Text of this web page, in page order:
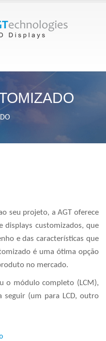
seu projeto, a AGT oferece
displays customizados, que
e das características que
é uma ótima opção
no mercado.
o módulo completo (LCM),
(um para LCD, outro